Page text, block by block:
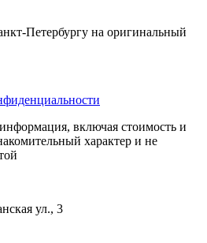
Петербургу на оригинальный
включая стоимость и
характер и не
ул., 3